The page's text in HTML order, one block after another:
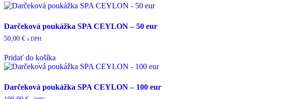
Darčeková poukážka SPA CEYLON – 50 eur
50,00 € s DPH
Pridať do košíka
Darčeková poukážka SPA CEYLON – 100 eur